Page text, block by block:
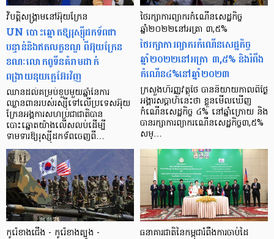
វិបត្តិសង្គ្រាមនៅអ៊ុយក្រែន
UN បោះឆ្នោតឱ្យរុស្ស៊ីដកទ័ពជា
បន្ទាន់និងឥតលក្ខខណ្ឌ ពីអ៊ុយក្រែន
ខណៈលោកពូទីនគំរាមដាក់
ពង្រាយនុយក្លេអ៊ែរវិញ
ឈានដល់គម្រប់ខួបមួយឆ្នាំនៃការ
ឈ្លានពានរបស់រស្ស៊ីទៅលើប្រទេសអ៊ុយ
ក្រែនអង្គការសហប្រជាជាតិបាន
បោះឆ្នោតយ៉ាងលើសលប់ដើម្បី
ទាមទារឱ្យរុស្ស៊ីដកទ័ពចេញពី…
ថៃរក្សាការព្យាករកំណើនសេដ្ឋកិច្ច
ឆ្នាំ២០២២នៅអត្រា ៣,៥%
ថៃរក្សាការព្យាករកំណើនសេដ្ឋកិច្ច
ឆ្នាំ២០២២នៅអត្រា ៣,៥% និងរំពឹង
កំណើន៤%នៅឆ្នាំ២០២៣
ក្រសួងហិរញ្ញវត្ថុថៃ បាននិយាយកាលពីថ្ងៃ
អង្គារសប្ដាហ៍នេះថា ខ្លួនមើលឃើញ
កំណើនសេដ្ឋកិច្ច ៤% នៅឆ្នាំក្រោយ និង
បានរក្សាការព្យាករណើនសេដ្ឋកិច្ច៣,៥%
សម្…
កូរ៉េខាងជើង - កូរ៉េខាងត្បូង -
ធនាគារជាតិនៃកម្ពុជារំពឹងការចាប់ដៃ